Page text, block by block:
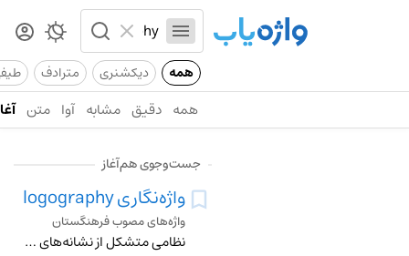
همه دیکشنری مترادف
همه دقیق مشابه آوا متن
جست‌وجوی هم‌آغاز
واژه‌نگاریlogography
واژه‌های مصوب فرهنگستان
نظامی متشکل از نشانه‌های نوشتاری که در آن هر نشانه نمایندۀ یک واژۀ کامل است